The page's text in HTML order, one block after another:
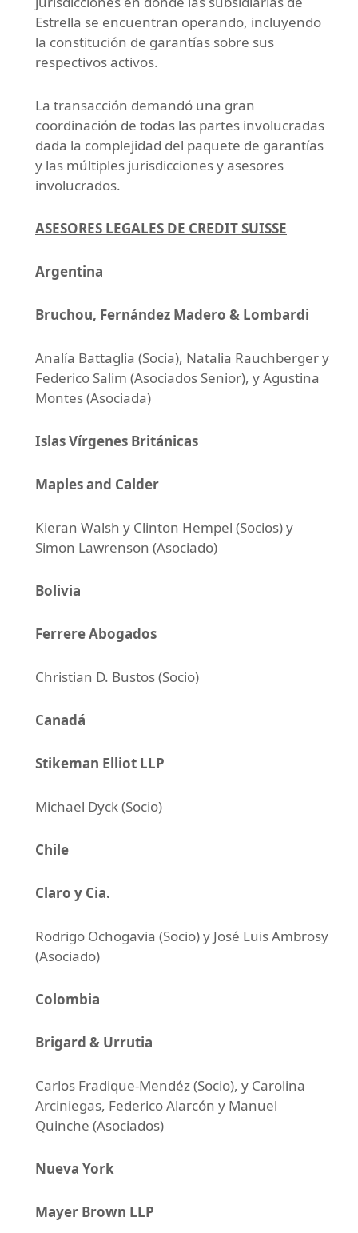
Estrella se encuentran operando, incluyendo
la constitución de garantías sobre sus
respectivos activos.
La transacción demandó una gran
coordinación de todas las partes involucradas
dada la complejidad del paquete de garantías
y las múltiples jurisdicciones y asesores
involucrados.
ASESORES LEGALES DE CREDIT SUISSE
Argentina
Bruchou, Fernández Madero & Lombardi
Analía Battaglia (Socia), Natalia Rauchberger y
Federico Salim (Asociados Senior), y Agustina
Montes (Asociada)
Islas Vírgenes Británicas
Maples and Calder
Kieran Walsh y Clinton Hempel (Socios) y
Simon Lawrenson (Asociado)
Bolivia
Ferrere Abogados
Christian D. Bustos (Socio)
Canadá
Stikeman Elliot LLP
Michael Dyck (Socio)
Chile
Claro y Cia.
Rodrigo Ochogavia (Socio) y José Luis Ambrosy
(Asociado)
Colombia
Brigard & Urrutia
Carlos Fradique-Mendéz (Socio), y Carolina
Arciniegas, Federico Alarcón y Manuel
Quinche (Asociados)
Nueva York
Mayer Brown LLP